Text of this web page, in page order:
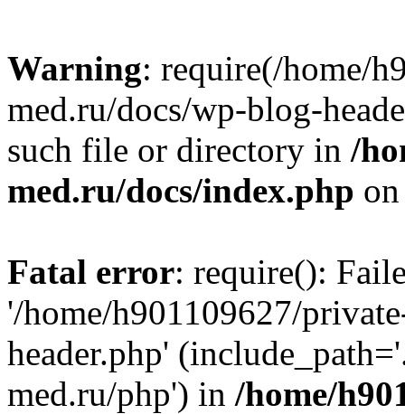
Warning: require(/home/
med.ru/docs/wp-blog-
such file or directory in /
med.ru/docs/index.php
Fatal error: require():
'/home/h901109627/
header.php'
med.ru/php') in /home/